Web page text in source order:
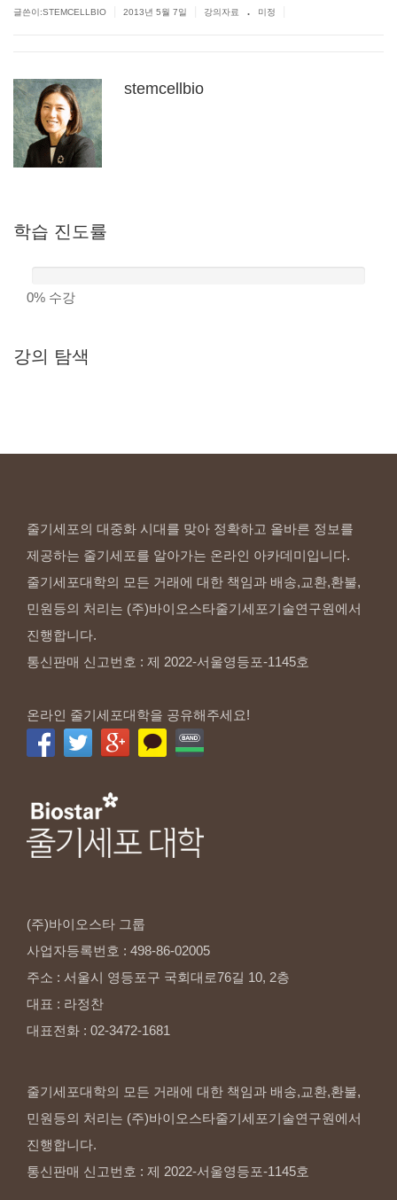
글쓴이:STEMCELLBIO 2013년 5월 7일 강의자료 . 미정
stemcellbio
학습 진도률
0% 수강
강의 탐색
줄기세포의 대중화 시대를 맞아 정확하고 올바른 정보를
제공하는 줄기세포를 알아가는 온라인 아카데미입니다.
줄기세포대학의 모든 거래에 대한 책임과 배송,교환,환불,
민원등의 처리는 (주)바이오스타줄기세포기술연구원에서
진행합니다.
통신판매 신고번호 : 제 2022-서울영등포-1145호
온라인 줄기세포대학을 공유해주세요!
(주)바이오스타 그룹
사업자등록번호 : 498-86-02005
주소 : 서울시 영등포구 국회대로76길 10, 2층
대표 : 라정찬
대표전화 : 02-3472-1681
줄기세포대학의 모든 거래에 대한 책임과 배송,교환,환불,
민원등의 처리는 (주)바이오스타줄기세포기술연구원에서
진행합니다.
통신판매 신고번호 : 제 2022-서울영등포-1145호